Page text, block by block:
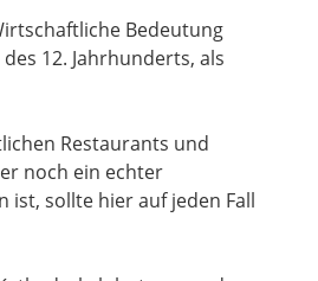
Bedeutung
12. Jahrhunderts, als
Restaurants und
noch ein echter
ist, sollte hier auf jeden Fall